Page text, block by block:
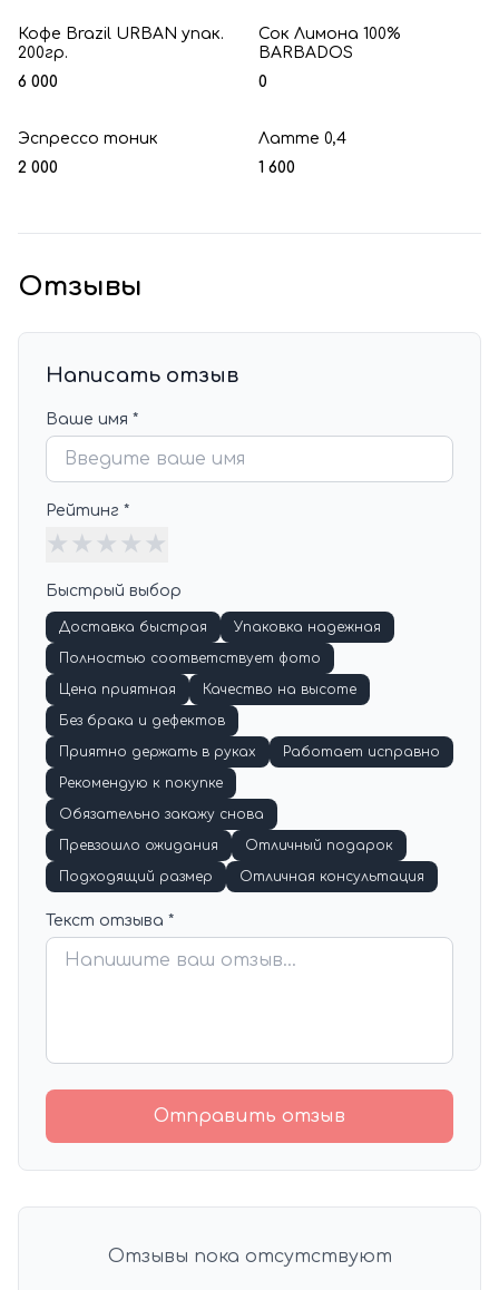
Кофе Brazil URBAN упак.
200гр.
6 000
Сок Лимона 100%
BARBADOS
0
Эспрессо тоник
2 000
Латте 0,4
1 600
Отзывы
Написать отзыв
Ваше имя *
Рейтинг *
★ ★ ★ ★ ★
Быстрый выбор
Доставка быстрая
Упаковка надежная
Полностью соответствует фото
Цена приятная
Качество на высоте
Без брака и дефектов
Приятно держать в руках
Работает исправно
Рекомендую к покупке
Обязательно закажу снова
Превзошло ожидания
Отличный подарок
Подходящий размер
Отличная консультация
Текст отзыва *
Отправить отзыв
Отзывы пока отсутствуют